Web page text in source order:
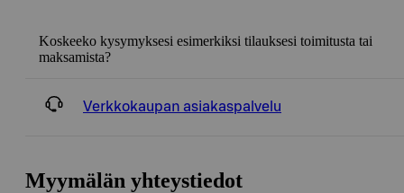
Koskeeko kysymyksesi esimerkiksi tilauksesi toimitusta tai
maksamista?
Verkkokaupan asiakaspalvelu
Myymälän yhteystiedot